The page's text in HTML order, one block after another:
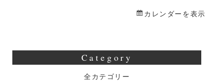
カレンダーを表示
Category
全カテゴリー